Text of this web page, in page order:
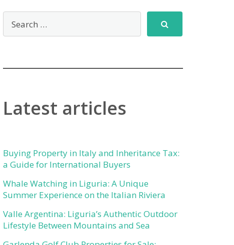
Latest articles
Buying Property in Italy and Inheritance Tax:
a Guide for International Buyers
Whale Watching in Liguria: A Unique
Summer Experience on the Italian Riviera
Valle Argentina: Liguria’s Authentic Outdoor
Lifestyle Between Mountains and Sea